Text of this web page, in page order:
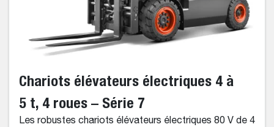
Chariots élévateurs électriques 4 à
5 t, 4 roues – Série 7
Les robustes chariots élévateurs électriques 80 V de 4